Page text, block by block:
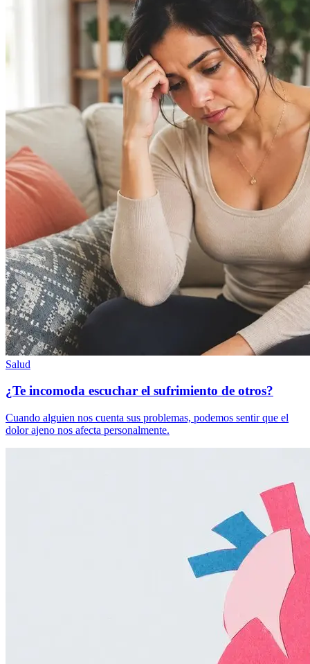
Salud
¿Te incomoda escuchar el sufrimiento de otros?
Cuando alguien nos cuenta sus problemas, podemos sentir que el
dolor ajeno nos afecta personalmente.